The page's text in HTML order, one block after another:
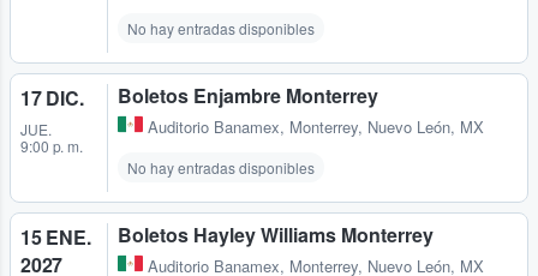
No hay entradas disponibles
17 DIC.
JUE.
9:00 p. m.
Boletos Enjambre Monterrey
Auditorio Banamex, Monterrey, Nuevo León, MX
No hay entradas disponibles
15 ENE.
2027
Boletos Hayley Williams Monterrey
Auditorio Banamex, Monterrey, Nuevo León, MX